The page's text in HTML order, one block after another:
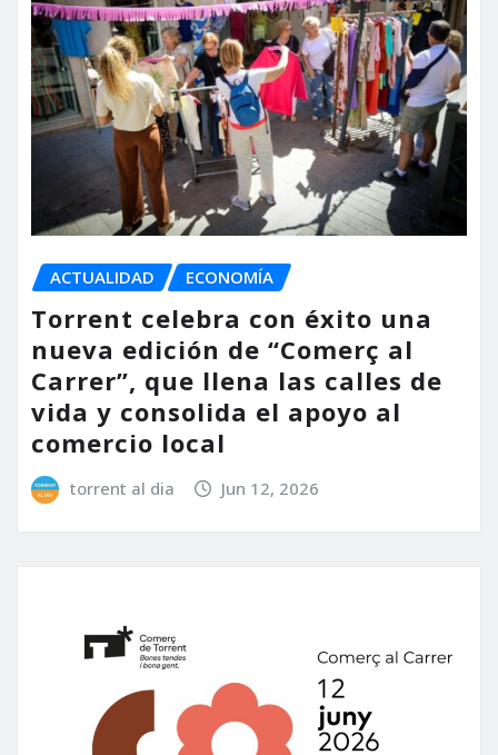
ACTUALIDAD ECONOMÍA
Torrent celebra con éxito una
nueva edición de “Comerç al
Carrer”, que llena las calles de
vida y consolida el apoyo al
comercio local
torrent al dia Jun 12, 2026